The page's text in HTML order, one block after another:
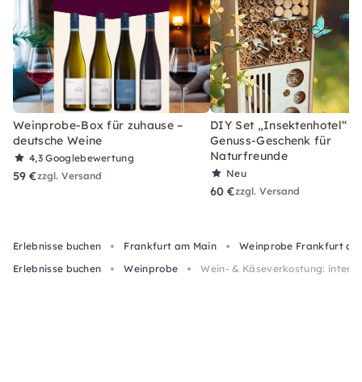
Weinprobe-Box für zuhause –
deutsche Weine
4,3Googlebewertung
59 €zzgl. Versand
DIY Set „Insektenhotel“ –
Genuss-Geschenk für
Naturfreunde
Neu
60 €zzgl. Versand
Erlebnisse buchen Frankfurt am Main
Weinprobe Frankfurt
Erlebnisse buchen
Weinprobe Wein- & Käseverkostung: